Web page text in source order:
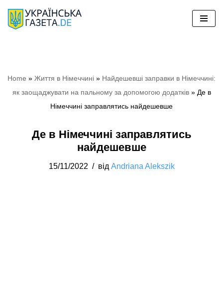
Перейти
Home » Життя в Німеччині » Найдешевші заправки в Німеччині:
як заощаджувати на пальному за допомогою додатків» Де в
Німеччині заправлятись найдешевше
Де в Німеччині заправлятись
найдешевше
15/11/2022 від Andriana Alekszik